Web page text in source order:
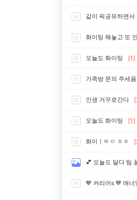
같이 픽공유하면
화이팅 해놓고 또
오늘도 화이팅 [1]
가족방 문의 주세욤
인생 거꾸로간다
오늘도 화이팅 [1]
화이ㅣㅌㅇ ㅎㅎ
💕 오늘도 달다 팀
💙 커리어s 💙 매